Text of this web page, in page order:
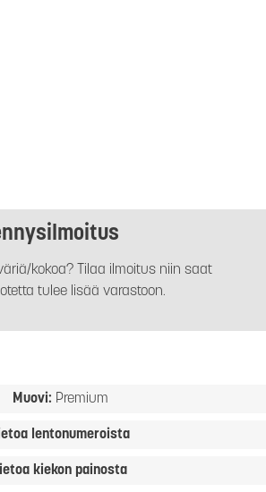
kokoa? Tilaa ilmoitus niin saat
tulee lisää varastoon.
Muovi: Premium
lentonumeroista
kiekon painosta